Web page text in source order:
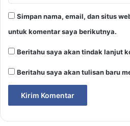
Simpan nama, email, dan situs
untuk komentar saya berikutnya.
Beritahu saya akan tindak lanjut
Beritahu saya akan tulisan baru